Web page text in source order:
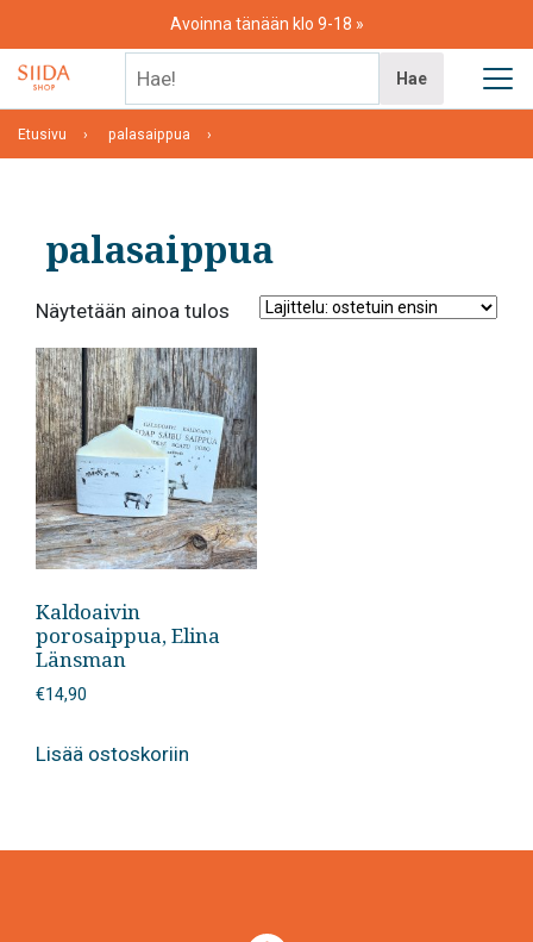
content
Avoinna tänään klo 9-18
Hae
Etusivu palasaippua
palasaippua
Näytetään ainoa tulos
Kaldoaivin
porosaippua, Elina
Länsman
€14,90
Lisää ostoskoriin